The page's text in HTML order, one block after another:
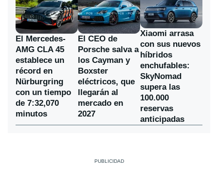
El Mercedes-
AMG CLA 45
establece un
récord en
Nürburgring
con un tiempo
de 7:32,070
minutos
El CEO de
Porsche salva a
los Cayman y
Boxster
eléctricos, que
llegarán al
mercado en
2027
Xiaomi arrasa
con sus nuevos
híbridos
enchufables:
SkyNomad
supera las
100.000
reservas
anticipadas